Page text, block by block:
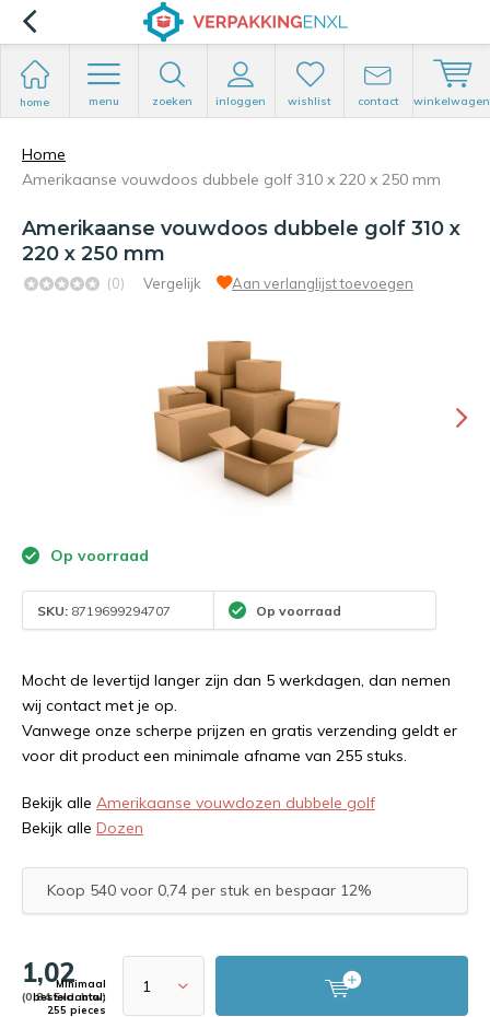
home menu zoeken inloggen wishlist contact winkelwagen
Home
Amerikaanse vouwdoos dubbele golf 310 x 220 x 250 mm
Amerikaanse vouwdoos dubbele golf 310 x
220 x 250 mm
(0) Vergelijk Aan verlanglijst toevoegen
Op voorraad
SKU: 8719699294707 Op voorraad
Mocht de levertijd langer zijn dan 5 werkdagen, dan nemen
wij contact met je op.
Vanwege onze scherpe prijzen en gratis verzending geldt er
voor dit product een minimale afname van 255 stuks.
Bekijk alle Amerikaanse vouwdozen dubbele golf
Bekijk alle Dozen
Koop 540 voor 0,74 per stuk en bespaar 12%
1,02
(0,84 Excl. btw)
Minimaal
bestelaantal:
255 pieces